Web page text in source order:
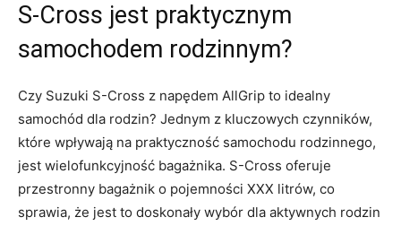
S-Cross jest praktycznym
⁤samochodem rodzinnym?
Czy Suzuki‌ S-Cross z napędem AllGrip to idealny
samochód dla rodzin? Jednym z kluczowych⁤ czynników,
które wpływają na⁢ praktyczność‍ samochodu rodzinnego,‌
jest wielofunkcyjność bagażnika. S-Cross oferuje
przestronny bagażnik o pojemności XXX litrów, co
sprawia, że jest to doskonały wybór dla aktywnych rodzin